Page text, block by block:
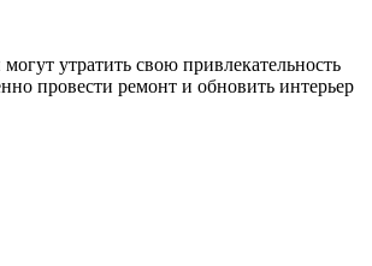
утратить свою привлекательность
провести ремонт и обновить интерьер